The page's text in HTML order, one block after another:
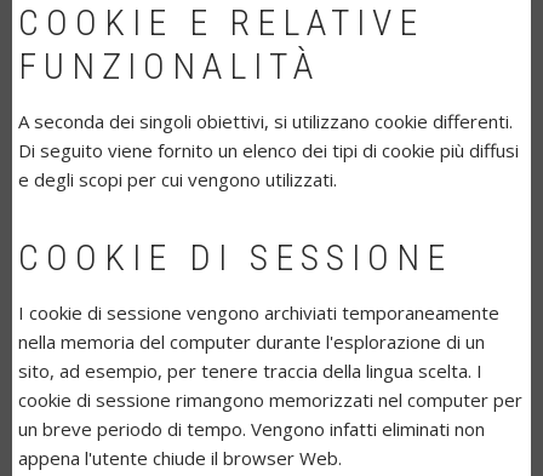
COOKIE E RELATIVE
FUNZIONALITÀ
A seconda dei singoli obiettivi, si utilizzano cookie differenti.
Di seguito viene fornito un elenco dei tipi di cookie più diffusi
e degli scopi per cui vengono utilizzati.
COOKIE DI SESSIONE
I cookie di sessione vengono archiviati temporaneamente
nella memoria del computer durante l'esplorazione di un
sito, ad esempio, per tenere traccia della lingua scelta. I
cookie di sessione rimangono memorizzati nel computer per
un breve periodo di tempo. Vengono infatti eliminati non
appena l'utente chiude il browser Web.